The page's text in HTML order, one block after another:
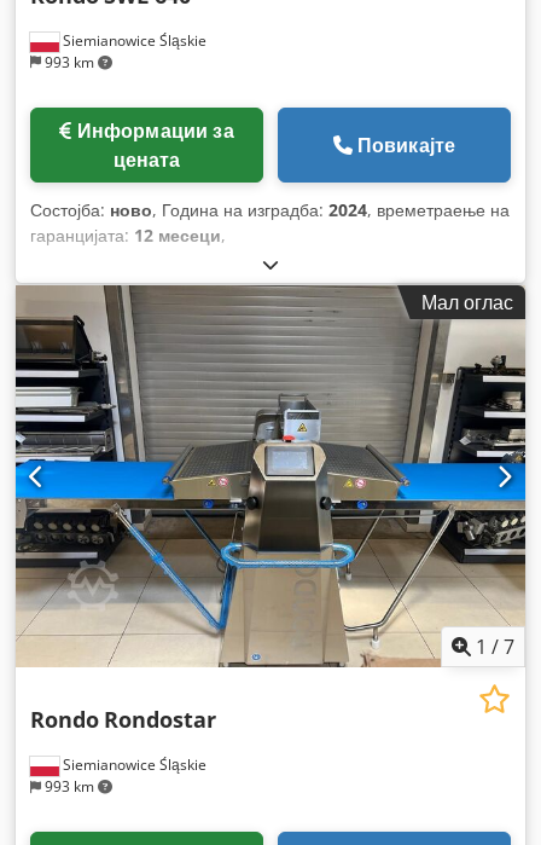
Siemianowice Śląskie
993 km
цената
Повикајте
Состојба: ново, Година на изградба: 2024, времетраење на
гаранцијата: 12 месеци,
Мал оглас
1 /7
Siemianowice Śląskie
993 km
Rondo Rondostar